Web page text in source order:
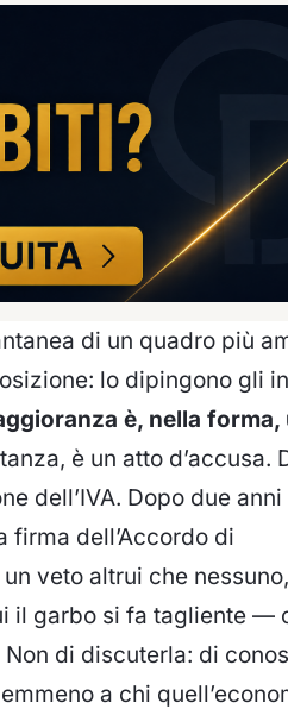
di un quadro più
lo dipingono gli
è, nella forma,
è un atto d’accusa.
dell’IVA. Dopo due
firma dell’Accordo di
veto altrui che
il garbo si fa tagliente —
di discuterla: di
a chi